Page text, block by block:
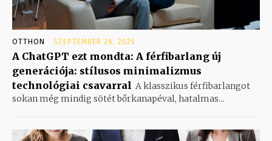
OTTHON SZEPTEMBER 26, 2025
A ChatGPT ezt mondta: A férfibarlang új
generációja: stílusos minimalizmus
technológiai csavarral A klasszikus férfibarlangot
sokan még mindig sötét bőrkanapéval, hatalmas...